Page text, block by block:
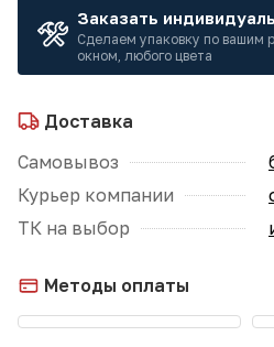
Заказать
Сделаем упаковку по вашим
окном, любого цвета
Доставка
Самовывоз
Курьер компании
ТК на выбор
Методы оплаты